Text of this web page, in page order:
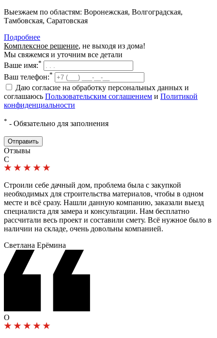
Выезжаем по областям: Воронежская, Волгоградская,
Тамбовская, Саратовская
Подробнее
Комплексное решение, не выходя из дома!
Мы свяжемся и уточним все детали
Ваше имя:*
Ваш телефон:*
Даю согласие на обработку персональных данных и
соглашаюсь Пользовательским соглашением и Политикой
конфиденциальности
* - Обязательно для заполнения
Отправить
Отзывы
С
Строили себе дачный дом, проблема была с закупкой
необходимых для строительства материалов, чтобы в одном
месте и всё сразу. Нашли данную компанию, заказали выезд
специалиста для замера и консультации. Нам бесплатно
рассчитали весь проект и составили смету. Всё нужное было в
наличии на складе, очень довольны компанией.
Светлана Ерёмина
О